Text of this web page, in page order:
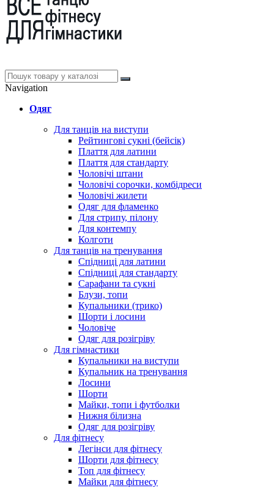
Navigation
Одяг
Для танців на виступи
Рейтингові сукні (бейсік)
Плаття для латини
Плаття для стандарту
Чоловічі штани
Чоловічі сорочки, комбідреси
Чоловічі жилети
Одяг для фламенко
Для стрипу, пілону
Для контемпу
Колготи
Для танців на тренування
Спідниці для латини
Спідниці для стандарту
Сарафани та сукні
Блузи, топи
Купальники (трико)
Шорти і лосини
Чоловіче
Одяг для розігріву
Для гімнастики
Купальники на виступи
Купальник на тренування
Лосини
Шорти
Майки, топи і футболки
Нижня білизна
Одяг для розігріву
Для фітнесу
Легінси для фітнесу
Шорти для фітнесу
Топ для фітнесу
Майки для фітнесу